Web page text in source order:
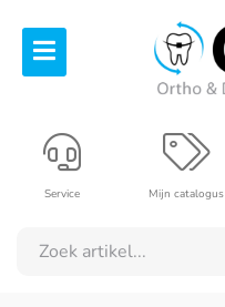
Mijn catalogus
Service